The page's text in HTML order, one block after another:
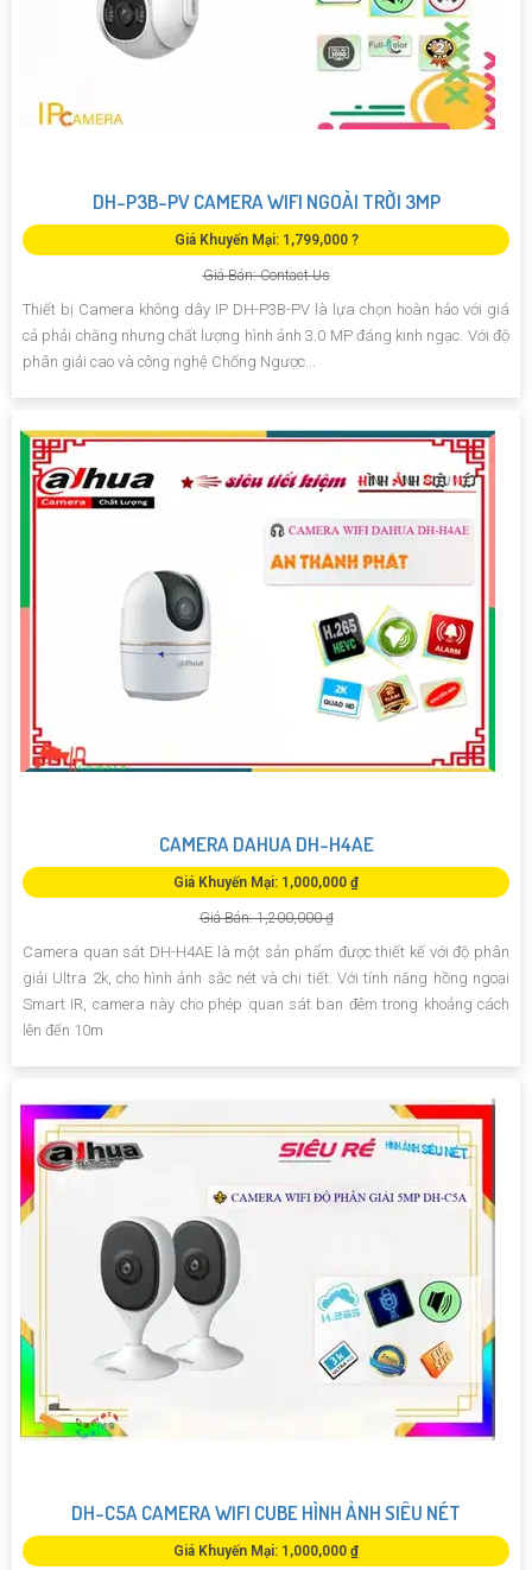
DH-P3B-PV CAMERA WIFI NGOÀI TRỜI 3MP
Giá Khuyến Mại: 1,799,000 ?
Giá Bán: Contact Us
Thiết bị Camera không dây IP DH-P3B-PV là lựa chọn hoàn hảo với giá
cả phải chăng nhưng chất lượng hình ảnh 3.0 MP đáng kinh ngạc. Với độ
phân giải cao và công nghệ Chống Ngược...
CAMERA DAHUA DH-H4AE
Giá Khuyến Mại: 1,000,000 ₫
Giá Bán: 1,200,000 ₫
Camera quan sát DH-H4AE là một sản phẩm được thiết kế với độ phân
giải Ultra 2k, cho hình ảnh sắc nét và chi tiết. Với tính năng hồng ngoại
Smart IR, camera này cho phép quan sát ban đêm trong khoảng cách
lên đến 10m
DH-C5A CAMERA WIFI CUBE HÌNH ẢNH SIÊU NÉT
Giá Khuyến Mại: 1,000,000 ₫